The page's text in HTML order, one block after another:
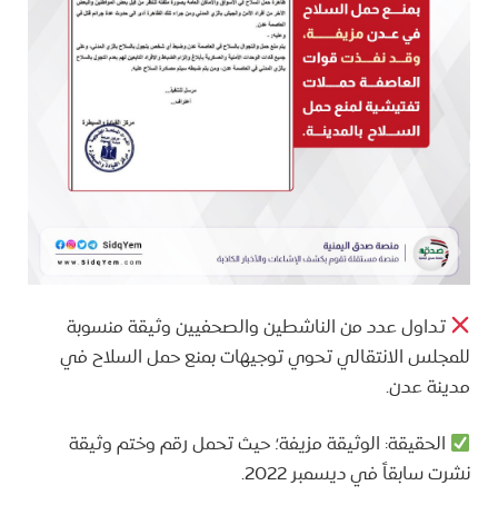
تداول عدد من الناشطين والصحفيين وثيقة منسوبة
للمجلس الانتقالي تحوي توجيهات بمنع حمل السلاح في
مدينة عدن.
الحقيقة: الوثيقة مزيفة؛ حيث تحمل رقم وختم وثيقة
نشرت سابقاً في ديسمبر 2022.